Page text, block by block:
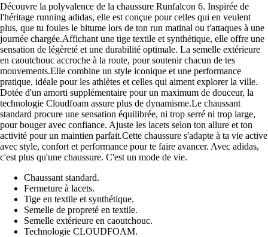
Découvre la polyvalence de la chaussure Runfalcon 6. Inspirée de
l'héritage running adidas, elle est conçue pour celles qui en veulent
plus, que tu foules le bitume lors de ton run matinal ou t'attaques à une
journée chargée.Affichant une tige textile et synthétique, elle offre une
sensation de légèreté et une durabilité optimale. La semelle extérieure
en caoutchouc accroche à la route, pour soutenir chacun de tes
mouvements.Elle combine un style iconique et une performance
pratique, idéale pour les athlètes et celles qui aiment explorer la ville.
Dotée d'un amorti supplémentaire pour un maximum de douceur, la
technologie Cloudfoam assure plus de dynamisme.Le chaussant
standard procure une sensation équilibrée, ni trop serré ni trop large,
pour bouger avec confiance. Ajuste les lacets selon ton allure et ton
activité pour un maintien parfait.Cette chaussure s'adapte à ta vie active
avec style, confort et performance pour te faire avancer. Avec adidas,
c'est plus qu'une chaussure. C'est un mode de vie.
Chaussant standard.
Fermeture à lacets.
Tige en textile et synthétique.
Semelle de propreté en textile.
Semelle extérieure en caoutchouc.
Technologie CLOUDFOAM.